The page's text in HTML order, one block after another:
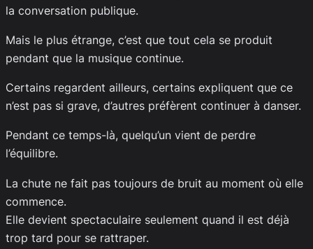
la conversation publique.
Mais le plus étrange, c’est que tout cela se produit
pendant que la musique continue.
Certains regardent ailleurs, certains expliquent que ce
n’est pas si grave, d’autres préfèrent continuer à danser.
Pendant ce temps-là, quelqu’un vient de perdre
l’équilibre.
La chute ne fait pas toujours de bruit au moment où elle
commence.
Elle devient spectaculaire seulement quand il est déjà
trop tard pour se rattraper.